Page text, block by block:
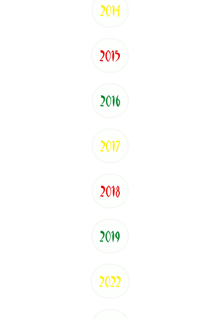
2014
2015
2016
2017
2018
2019
2022